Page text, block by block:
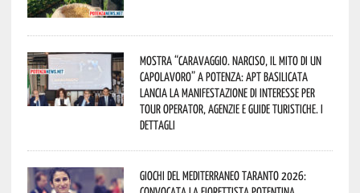
Mostra “Caravaggio. Narciso, il mito di un
capolavoro” a Potenza: APT Basilicata
lancia la manifestazione di interesse per
Tour Operator, Agenzie e Guide Turistiche. I
dettagli
Giochi del Mediterraneo Taranto 2026: